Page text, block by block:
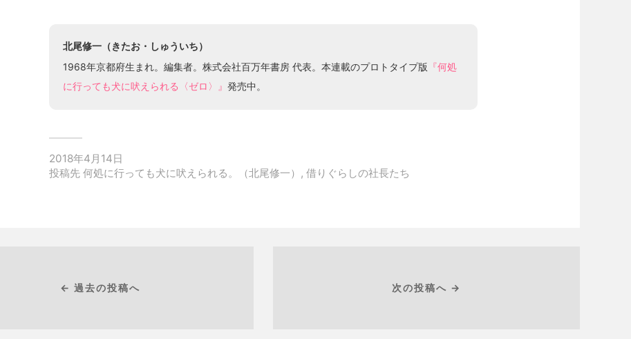
北尾修一（きたお・しゅういち）
1968年京都府生まれ。編集者。株式会社百万年書房 代表。本連載のプロトタイプ版 『何処
に行っても犬に吠えられる〈ゼロ〉』 発売中。
2018年4月14日
投稿先 何処に行っても犬に吠えられる。（北尾修一） , 借りぐらしの社長たち
← 過去の投稿へ 次の投稿へ →